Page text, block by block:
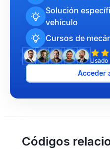
Solución
vehículo
Cursos de
Usado
Acceder
Códigos